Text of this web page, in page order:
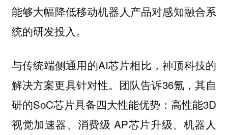
能够大幅降低移动机器人产品对感知融合系
统的研发投入。
与传统端侧通用的AI芯片相比，神顶科技的
解决方案更具针对性。团队告诉36氪，其自
研的SoC芯片具备四大性能优势：高性能3D
视觉加速器、消费级 AP芯片升级、机器人